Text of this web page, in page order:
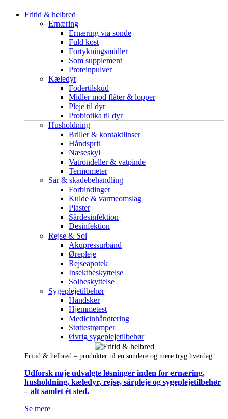
Fritid & helbred
Ernæring
Ernæring via sonde
Fuld kost
Fortykningsmidler
Som supplement
Proteinpulver
Kæledyr
Fodertilskud
Midler mod flåter & lopper
Pleje til dyr
Probiotika til dyr
Husholdning
Briller & kontaktlinser
Håndsprit
Næseskyl
Vatrondeller & vatpinde
Termometer
Sår & skadebehandling
Forbindinger
Kulde & varmeomslag
Plaster
Sårdesinfektion
Desinfektion
Rejse & Sol
Akupressurbånd
Ørepleje
Rejseapotek
Insektbeskyttelse
Solbeskyttelse
Sygeplejetilbehør
Handsker
Hjemmetest
Medicinhåndtering
Støttestrømper
Øvrig sygeplejetilbehør
Fritid & helbred – produkter til en sundere og mere tryg hverdag.
Udforsk nøje udvalgte løsninger inden for ernæring,
husholdning, kæledyr, rejse, sårpleje og sygeplejetilbehør
– alt samlet ét sted.
Se mere